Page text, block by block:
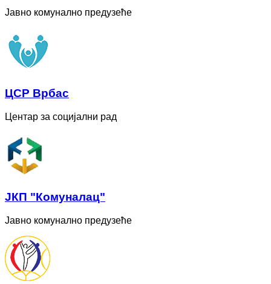
Јавно комунално предузеће
ЦСР Врбас
Центар за социјални рад
ЈКП "Комуналац"
Јавно комунално предузеће